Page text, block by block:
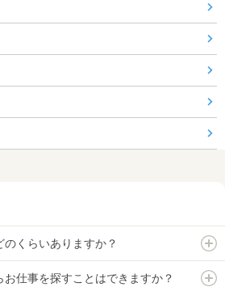
くらいありますか？
仕事を探すことはできますか？